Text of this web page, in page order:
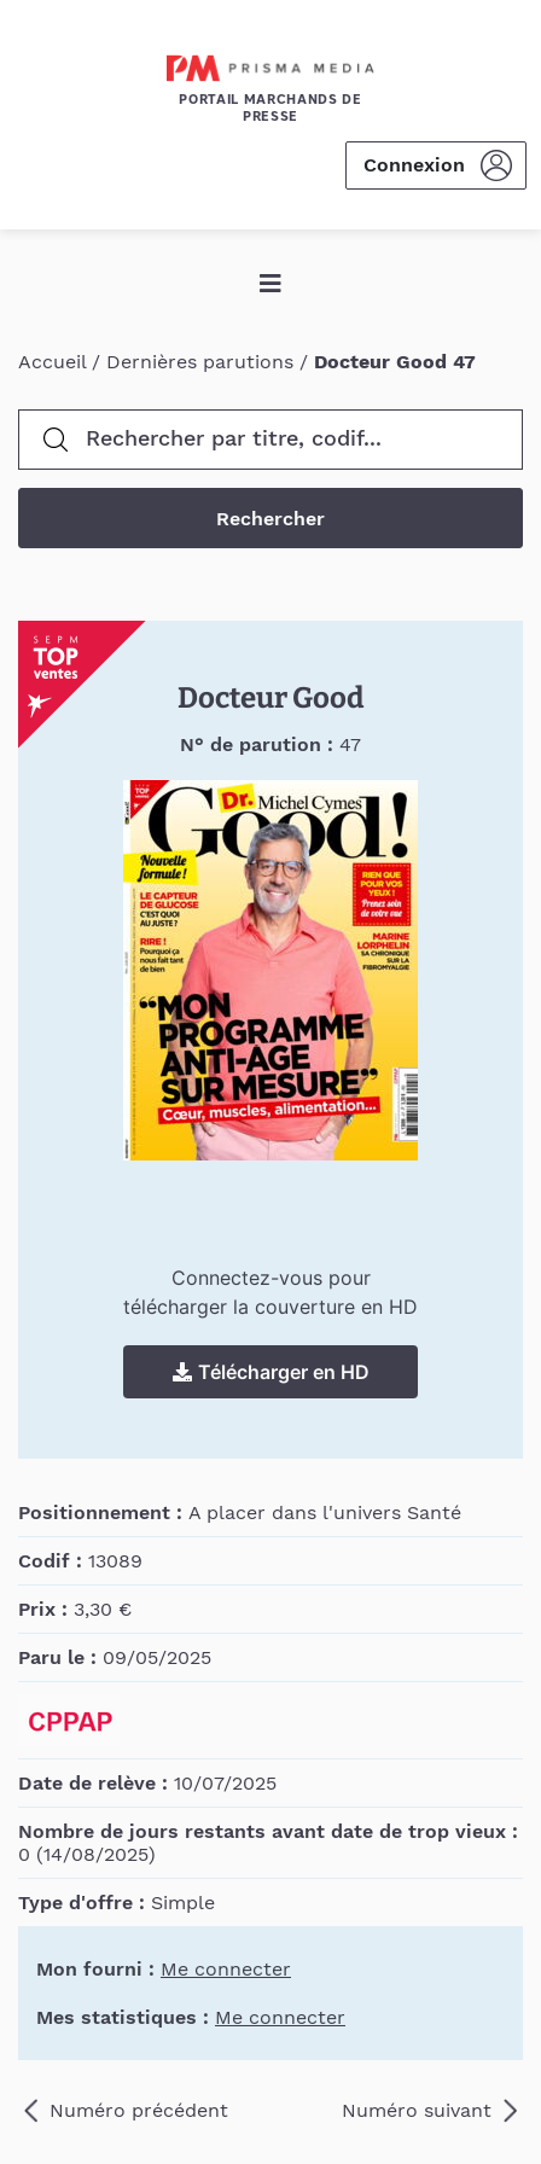
PORTAIL MARCHANDS DE
PRESSE
Connexion
Accueil / Dernières parutions / Docteur Good 47
Rechercher
Docteur Good
N° de parution : 47
Connectez-vous pour
télécharger la couverture en HD
Télécharger en HD
Positionnement : A placer dans l'univers Santé
Codif : 13089
Prix : 3,30 €
Paru le : 09/05/2025
Date de relève : 10/07/2025
Nombre de jours restants avant date de trop vieux :
0 (14/08/2025)
Type d'offre : Simple
Mon fourni : Me connecter
Mes statistiques : Me connecter
Numéro précédent Numéro suivant